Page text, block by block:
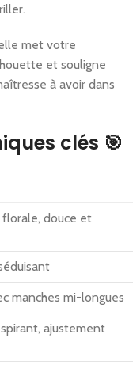
met votre
et souligne
à avoir dans
clés 🎯
douce et
manches mi-longues
ajustement